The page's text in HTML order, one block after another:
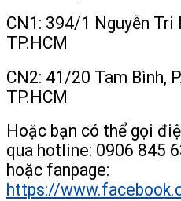
CN1: 394/1 Nguyễn Tri
TP.HCM
CN2: 41/20 Tam Bình,
TP.HCM
Hoặc bạn có thể gọi
qua hotline: 0906 845
hoặc fanpage:
https://